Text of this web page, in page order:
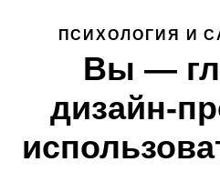
ПСИХОЛОГИЯ И
Вы —
дизайн-